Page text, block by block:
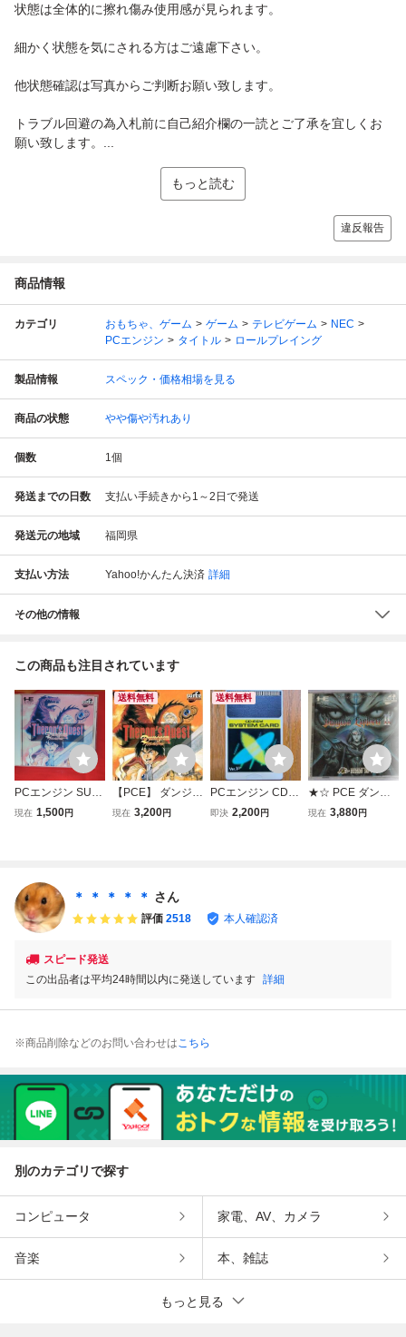
状態は全体的に擦れ傷み使用感が見られます。
細かく状態を気にされる方はご遠慮下さい。
他状態確認は写真からご判断お願い致します。
トラブル回避の為入札前に自己紹介欄の一読とご了承を宜しくお
願い致します。...
もっと読む
違反報告
商品情報
カテゴリ おもちゃ、ゲーム ゲーム テレビゲーム
NEC
PCエンジン
タイトル ロールプレイング
製品情報 スペック・価格相場を見る
商品の状態 やや傷や汚れあり
個数 1個
発送までの日数 支払い手続きから1～2日で発送
発送元の地域 福岡県
支払い方法 Yahoo!かんたん決済 詳細
その他の情報
この商品も注目されています
PCエンジン SUP
ER CD-ROM2 ダ
現在 1,500円
送料無料
【PCE】 ダンジョ
ン・マスター セロ
現在 3,200円
送料無料
PCエンジン CD-R
OM2用 システム
即決 2,200円
★☆ PCE ダンジ
ョンエクスプロー
現在 3,880円
＊ ＊ ＊ ＊ ＊ さん
評価 2518 本人確認済
スピード発送
この出品者は平均24時間以内に発送しています 詳細
※商品削除などのお問い合わせはこちら
別のカテゴリで探す
コンピュータ 家電、AV、カメラ
音楽 本、雑誌
もっと見る